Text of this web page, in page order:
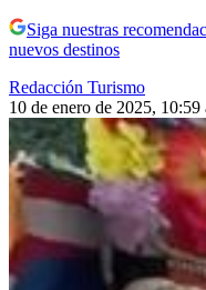
Siga nuestras
nuevos destinos
Redacción Turismo
10 de enero de 2025, 10:59